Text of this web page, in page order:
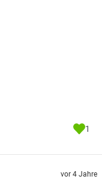
1
vor 4 Jahre